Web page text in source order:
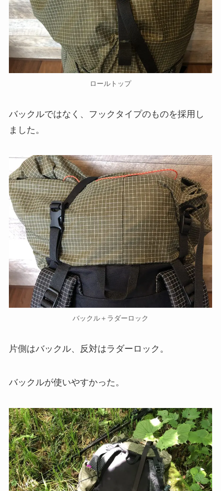
ロールトップ
バックルではなく、フックタイプのものを採用し
ました。
バックル＋ラダーロック
片側はバックル、反対はラダーロック。
バックルが使いやすかった。